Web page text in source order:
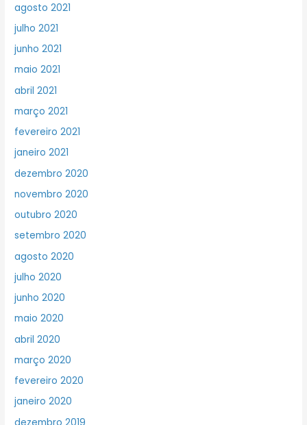
agosto 2021
julho 2021
junho 2021
maio 2021
abril 2021
março 2021
fevereiro 2021
janeiro 2021
dezembro 2020
novembro 2020
outubro 2020
setembro 2020
agosto 2020
julho 2020
junho 2020
maio 2020
abril 2020
março 2020
fevereiro 2020
janeiro 2020
dezembro 2019